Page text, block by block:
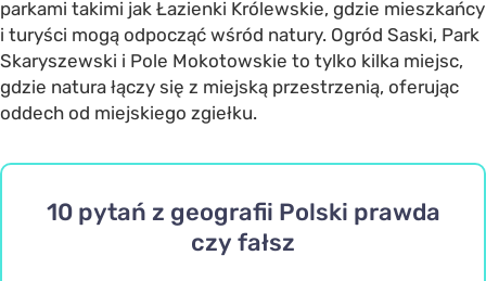
parkami takimi jak Łazienki Królewskie, gdzie mieszkańcy
i turyści mogą odpocząć wśród natury. Ogród Saski, Park
Skaryszewski i Pole Mokotowskie to tylko kilka miejsc,
gdzie natura łączy się z miejską przestrzenią, oferując
oddech od miejskiego zgiełku.
10 pytań z geografii Polski prawda
czy fałsz